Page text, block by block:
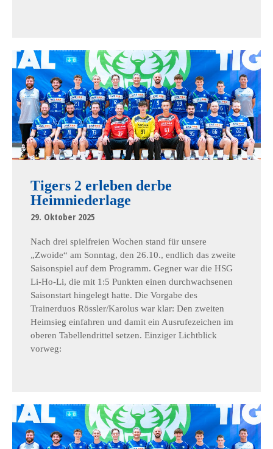
Tigers 2 erleben derbe
Heimniederlage
29. Oktober 2025
Nach drei spielfreien Wochen stand für unsere
„Zwoide“ am Sonntag, den 26.10., endlich das zweite
Saisonspiel auf dem Programm. Gegner war die HSG
Li-Ho-Li, die mit 1:5 Punkten einen durchwachsenen
Saisonstart hingelegt hatte. Die Vorgabe des
Trainerduos Rössler/Karolus war klar: Den zweiten
Heimsieg einfahren und damit ein Ausrufezeichen im
oberen Tabellendrittel setzen. Einziger Lichtblick
vorweg: